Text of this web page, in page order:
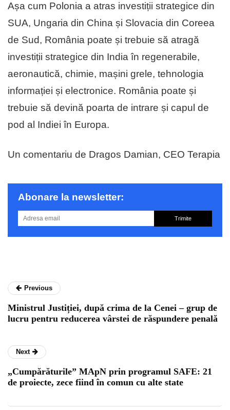
Așa cum Polonia a atras investiții strategice din
SUA, Ungaria din China și Slovacia din Coreea
de Sud, România poate și trebuie să atragă
investiții strategice din India în regenerabile,
aeronautică, chimie, mașini grele, tehnologia
informației și electronice. România poate și
trebuie să devină poarta de intrare și capul de
pod al Indiei în Europa.
Un comentariu de Dragos Damian, CEO Terapia
Abonare la newsletter:
Trimite
Previous
Ministrul Justiției, după crima de la Cenei – grup de
lucru pentru reducerea vârstei de răspundere penală
Next
„Cumpărăturile” MApN prin programul SAFE: 21
de proiecte, zece fiind în comun cu alte state